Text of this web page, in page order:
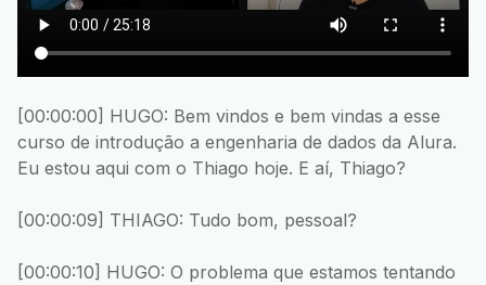
[00:00:00] HUGO: Bem vindos e bem vindas a esse
curso de introdução a engenharia de dados da Alura.
Eu estou aqui com o Thiago hoje. E aí, Thiago?
[00:00:09] THIAGO: Tudo bom, pessoal?
[00:00:10] HUGO: O problema que estamos tentando